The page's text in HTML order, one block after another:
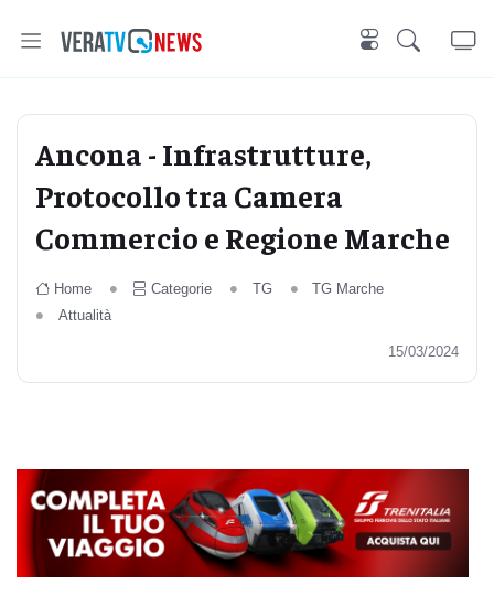
Ancona - Infrastrutture,
Protocollo tra Camera
Commercio e Regione Marche
Home Categorie TG
TG Marche
Attualità
15/03/2024